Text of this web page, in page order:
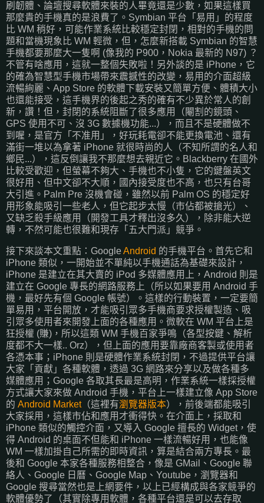
刷韌體、論壇搜尋軟體來裝的人畢竟還是少數，如果這樣買
那麼貴的手機真的是浪費了。Symbian 平台「易用」的程度
比 WM 稍好，可能作業系統比較穩定封閉，相對的手機的問
題和當機現象比 WM 輕微，但，怎麼新搭載 Symbian 的智慧
手機都要那麼大一隻啊 (像我的 P900，Nokia 最新的 N97) ？
不管有啥應用，這就一整個失敗啦！另外談的是 iPhone，它
的確為智慧型手機市場帶來震撼性的改變，易用的介面超級
流暢絢麗、App Store 的軟體下載安裝又簡單方便、體積大小
也還能接受，這手機界的後起之秀的確有不少異於常人的創
新，讚！但，封閉的系統阻斷了很多應用（閹割的鏡頭、
GPS 使用不可、沒 3G 數據機功能...），而且不是硬體做不
到喔，是官方「不准用」，好玩耗電卻不能更換電池、還有
滿街一堆以為拿著 iPhone 就很時尚的人（不知所謂的名人和
鄉民...），這反倒讓我不那麼想去親近它。Blackberry 在國外
比較受歡迎，但螢幕不夠大、手機也不小隻，它的鍵盤英文
很好用、但中文卻不大順，國內接受度也不高，也只有台哥
大引進。Palm Pre 沒機會碰，雖然以前 Palm OS 的穩定好
用形象能吸引一些老人，但它起步太慢（市佔都被搶光）、
又缺乏殺手級應用（開發工具才釋出沒多久），除非能大逆
轉，不然可能也很難和現存「五大門派」競爭。
接下來談本文重點：GoogleAndroid 的手機平台。首先它和
iPhone 類似，一開始並不單純以手機通話為基礎來設計，
iPhone 是建立在其大賣的 iPod 多媒體應用上，Android 則是
建立在 Google 專長的網路服務上（所以如果要用 Android 手
機，最好先有個 Google 帳號）。這樣的行動裝置，一定要簡
單易用，平台開放，才能吸引眾多手機商要求授權製造、吸
引眾多使用者來開發上面的各種應用。微軟在 WM 平台上是
狂授權 (賺)，所以這類 WM 手機百家爭鳴（各型按鍵、解析
度都不大一樣.. Orz），但上面的應用要靠廠商客製或使用者
各憑本事；iPhone 則是硬體作業系統封閉，不過提供平台讓
大家「貢獻」各種軟體，透過 3G 網路來分享以及做各種多
媒體應用；Google 各取其長最是高明，作業系統一樣採授權
方式讓大家來做 Android 手機，平台上一樣建立像 App Store
的 Android Market（這裡有瀏覽器版本），前後端都能吸引
大家採用，這樣市佔和應用才衝得快。在介面上，採取和
iPhone 類似的觸控介面，又導入 Google 擅長的 Widget，使
得 Android 的桌面不但能和 iPhone 一樣流暢好用，也能像
WM 一樣加掛自己所需的即時資訊，算是結合兩方專長。最
後和 Google 本家各種服務相整合，像是 GMail、Google 聯
絡人、Google 日曆、Google Map、Youtube，瀏覽器和
Google 搜尋當然也是上網要件，以上已經構成與各家競爭的
軟體優勢了（其實除專用軟體，各種平台還是可以去存取